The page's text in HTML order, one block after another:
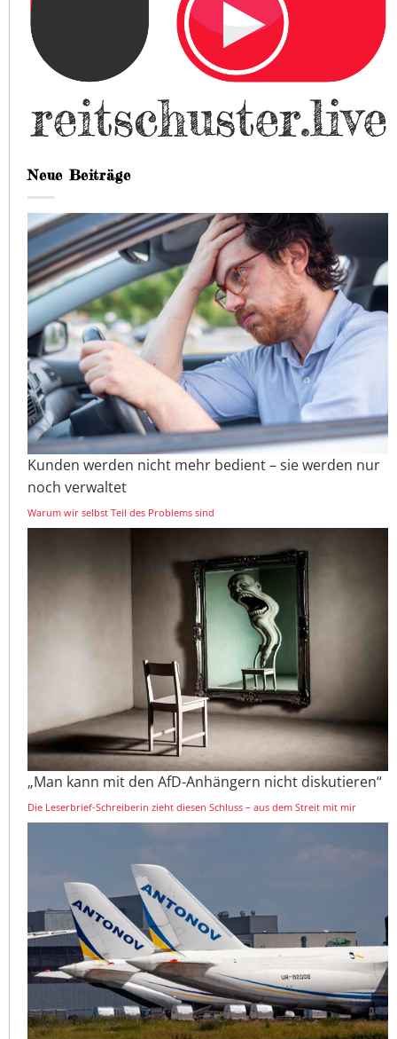
Neue Beiträge
Kunden werden nicht mehr bedient – sie werden nur
noch verwaltet
Warum wir selbst Teil des Problems sind
„Man kann mit den AfD-Anhängern nicht diskutieren“
Die Leserbrief-Schreiberin zieht diesen Schluss – aus dem Streit mit mir